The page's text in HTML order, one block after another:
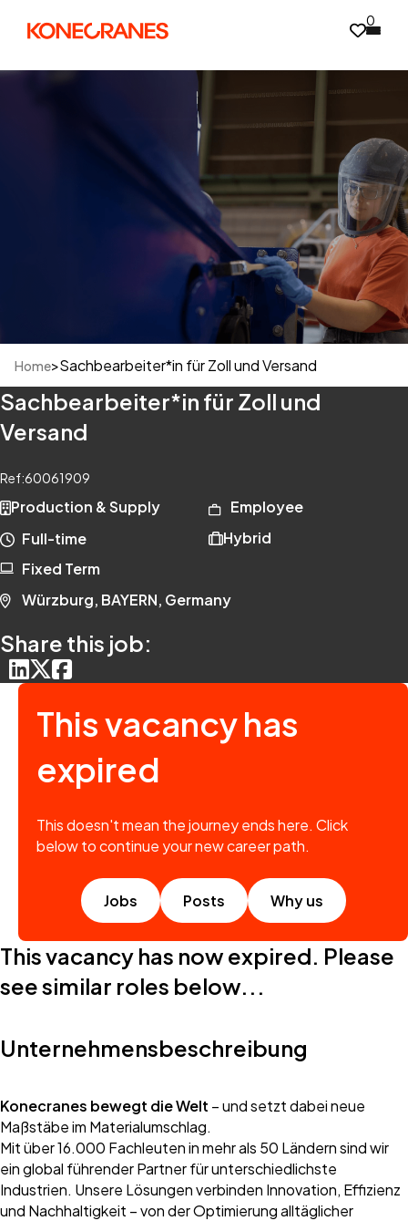
0
Home>Sachbearbeiter*in für Zoll und Versand
Sachbearbeiter*in für Zoll und
Versand
Ref:60061909
Production & Supply
Employee
Full-time
Hybrid
Fixed Term
Würzburg, BAYERN, Germany
Share this job:
This vacancy has
expired
This doesn't mean the journey ends here. Click
below to continue your new career path.
Jobs Posts Why us
This vacancy has now expired. Please
see similar roles below...
Unternehmensbeschreibung
Konecranes bewegt die Welt – und setzt dabei neue
Maßstäbe im Materialumschlag.
Mit über 16.000 Fachleuten in mehr als 50 Ländern sind wir
ein global führender Partner für unterschiedlichste
Industrien. Unsere Lösungen verbinden Innovation, Effizienz
und Nachhaltigkeit – von der Optimierung alltäglicher